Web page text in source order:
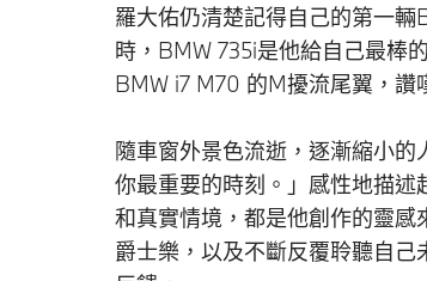
羅大佑仍清楚記得自己的第一
時，BMW 735i是他給自己最棒
BMW i7 M70 的M擾流尾翼，讚
隨車窗外景色流逝，逐漸縮小
你最重要的時刻。」感性地描
和真實情境，都是他創作的靈感
爵士樂，以及不斷反覆聆聽自